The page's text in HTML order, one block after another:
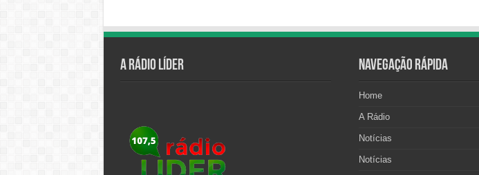
A Rádio Líder Navegação Rápida
Home
A Rádio
Notícias
Notícias